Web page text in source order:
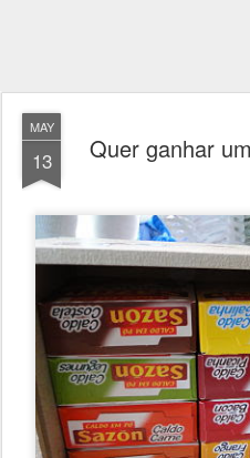
MAY
13 Quer ganhar